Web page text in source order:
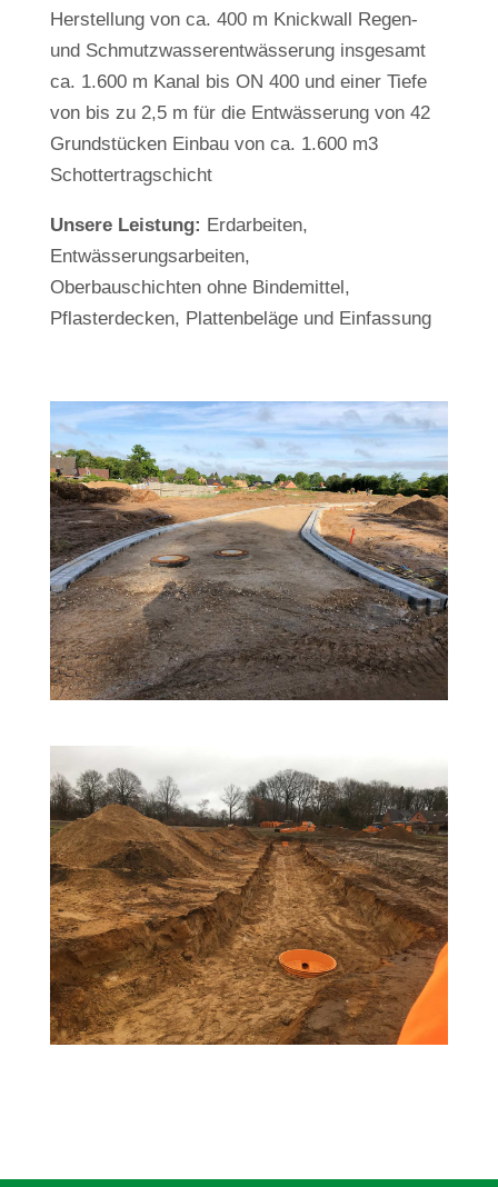
Herstellung von ca. 400 m Knickwall Regen-
und Schmutzwasserentwässerung insge­samt
ca. 1.600 m Kanal bis ON 400 und einer Tiefe
von bis zu 2,5 m für die Entwässerung von 42
Grundstücken Einbau von ca. 1.600 m3
Schottertragschicht
Unsere Leistung: Erdarbeiten,
Entwässerungsarbeiten,
Oberbauschichten ohne Bindemittel,
Pflasterdecken, Plattenbeläge und Ein­fassung